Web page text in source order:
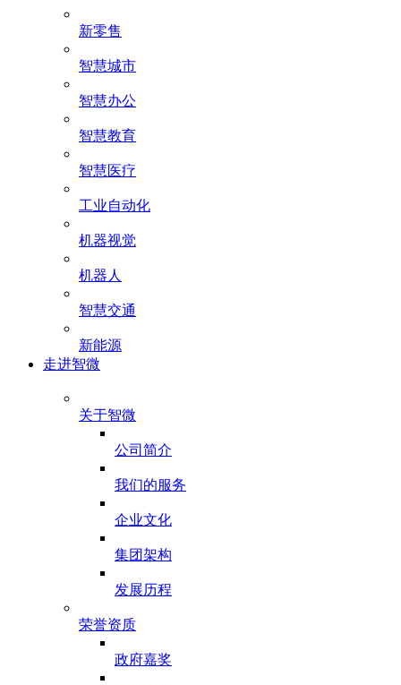
新零售
智慧城市
智慧办公
智慧教育
智慧医疗
工业自动化
机器视觉
机器人
智慧交通
新能源
走进智微
关于智微
公司简介
我们的服务
企业文化
集团架构
发展历程
荣誉资质
政府嘉奖